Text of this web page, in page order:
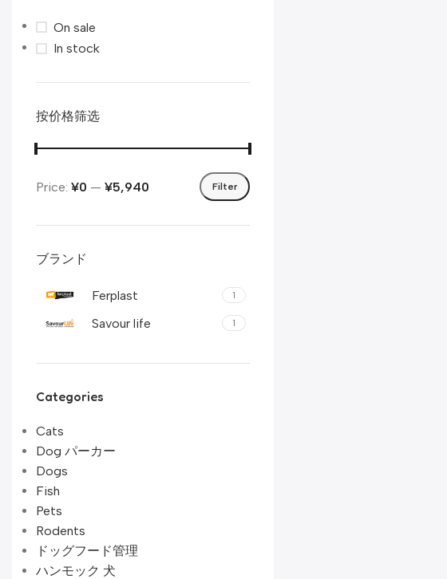
On sale
In stock
按价格筛选
Filter
Price: ¥0 — ¥5,940
ブランド
Ferplast 1
Savour life 1
Categories
Cats
Dog パーカー
Dogs
Fish
Pets
Rodents
ドッグフード管理
ハンモック 犬